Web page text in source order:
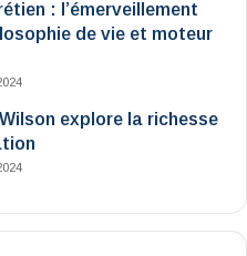
: l’émerveillement
de vie et moteur
explore la richesse